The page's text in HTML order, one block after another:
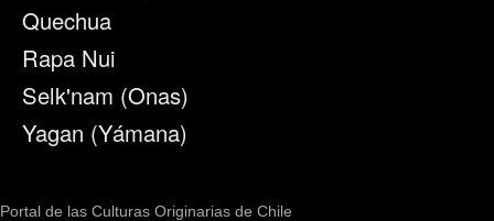
Quechua
Rapa Nui
Selk'nam (Onas)
Yagan (Yámana)
Portal de las Culturas Originarias de Chile